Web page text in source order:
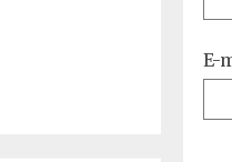
E-